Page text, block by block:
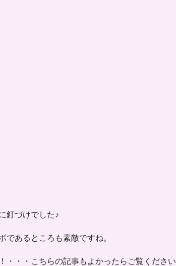
釘づけでした♪
であるところも素敵ですね。
・・こちらの記事もよかったらご覧くださ